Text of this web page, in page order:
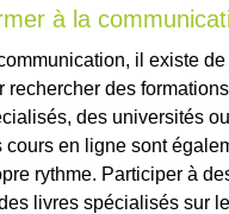
à la
il existe
rechercher des
des universités
cours en ligne sont
rythme. Participer à
livres spécialisés sur